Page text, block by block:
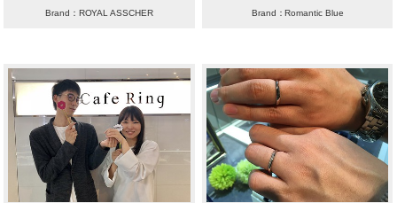
Brand：ROYAL ASSCHER Brand：Romantic Blue